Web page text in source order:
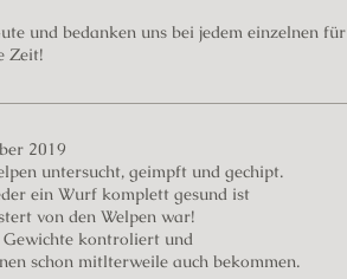
und bedanken uns bei jedem einzelnen für
Zeit!
2019
untersucht, geimpft und gechipt.
ein Wurf komplett gesund ist
von den Welpen war!
kontroliert und
schon mitlterweile auch bekommen.